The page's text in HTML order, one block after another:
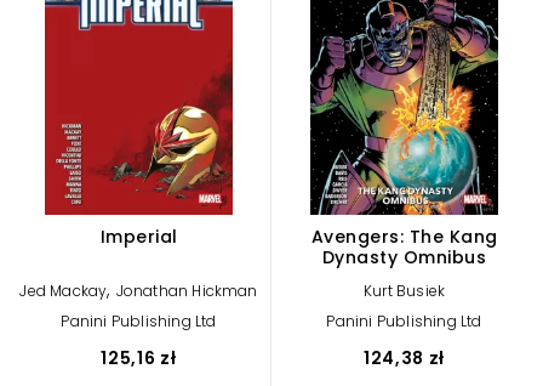
Imperial
Jed Mackay, Jonathan Hickman
Panini Publishing Ltd
125,16 zł
Avengers: The Kang
Dynasty Omnibus
Kurt Busiek
Panini Publishing Ltd
124,38 zł